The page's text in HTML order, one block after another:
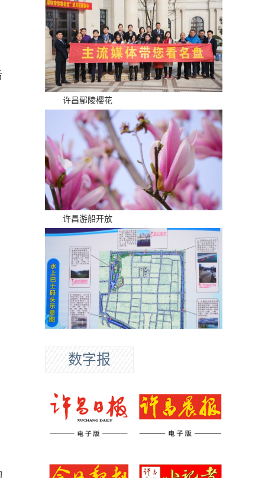
许昌鄢陵樱花
许昌游船开放
数字报